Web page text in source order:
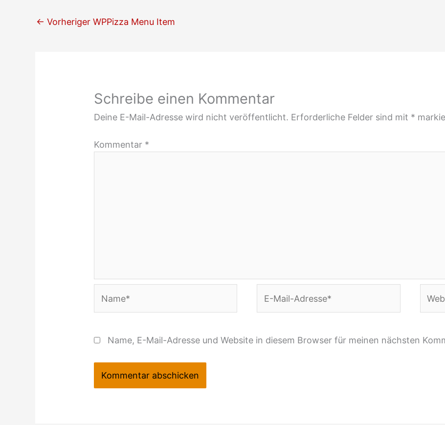
← Vorheriger WPPizza Menu Item
Schreibe einen Kommentar
Deine E-Mail-Adresse wird nicht veröffentlicht. Erforderliche Felder sind mit *
Kommentar *
Mail-
Name, E-Mail-Adresse und Website in diesem Browser für meinen nächsten